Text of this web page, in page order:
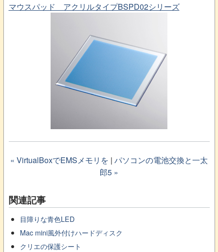
マウスパッド アクリルタイプBSPD02シリーズ
« VirtualBoxでEMSメモリを | パソコンの電池交換と一太
郎5 »
関連記事
目障りな青色LED
Mac mini風外付けハードディスク
クリエの保護シート